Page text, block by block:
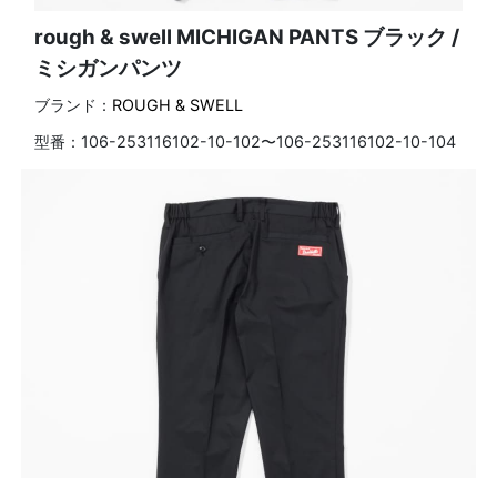
rough & swell MICHIGAN PANTS ブラック /
ミシガンパンツ
ブランド： ROUGH & SWELL
型番： 106-253116102-10-102〜106-253116102-10-104